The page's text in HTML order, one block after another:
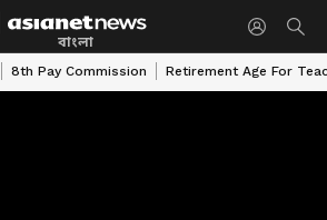
বাংলা
8th Pay Commission Retirement Age For